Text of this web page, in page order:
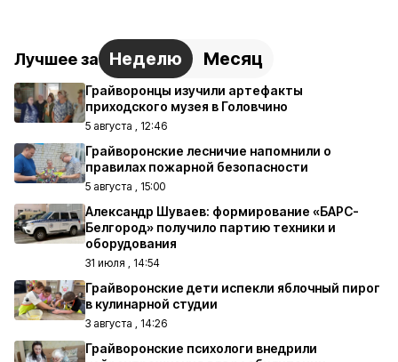
Лучшее за Неделю Месяц
Грайворонцы изучили артефакты
приходского музея в Головчино
5 августа , 12:46
Грайворонские лесничие напомнили о
правилах пожарной безопасности
5 августа , 15:00
Александр Шуваев: формирование «БАРС-
Белгород» получило партию техники и
оборудования
31 июля , 14:54
Грайворонские дети испекли яблочный пирог
в кулинарной студии
3 августа , 14:26
Грайворонские психологи внедрили